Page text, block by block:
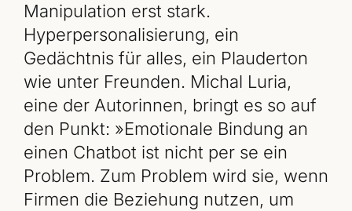
Manipulation erst stark.
Hyperpersonalisierung, ein
Gedächtnis für alles, ein Plauderton
wie unter Freunden. Michal Luria,
eine der Autorinnen, bringt es so auf
den Punkt: »Emotionale Bindung an
einen Chatbot ist nicht per se ein
Problem. Zum Problem wird sie, wenn
Firmen die Beziehung nutzen, um